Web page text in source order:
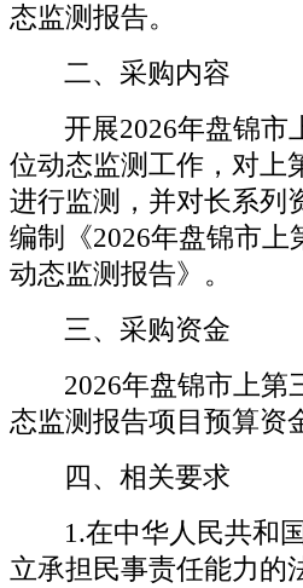
态监测报告。
二、采购内容
开展2026年盘锦市
位动态监测工作，对上
进行监测，并对长系列
编制《2026年盘锦市上
动态监测报告》。
三、采购资金
2026年盘锦市上第
态监测报告项目预算资
四、相关要求
1.在中华人民共和
立承担民事责任能力的